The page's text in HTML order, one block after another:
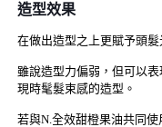
造型效果
在做出造型之上更賦予頭髮
雖說造型力偏弱，但可以
現時髦髮束感的造型。
若與N.全效甜橙果油共同